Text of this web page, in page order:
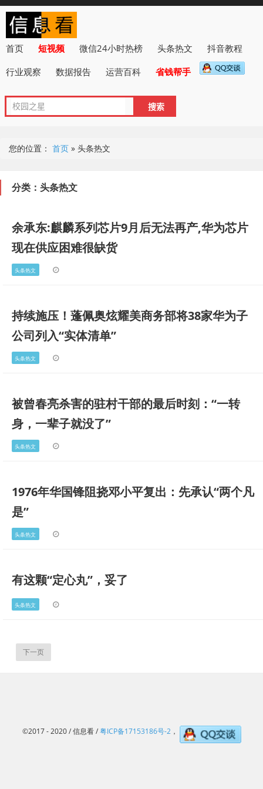
首页 短视频 微信24小时热榜 头条热文
抖音教程
行业观察
数据报告 运营百科 省钱帮手
您的位置： 首页 » 头条热文
分类：头条热文
余承东:麒麟系列芯片9月后无法再产,华为芯片
现在供应困难很缺货
头条热文
持续施压！蓬佩奥炫耀美商务部将38家华为子
公司列入“实体清单”
头条热文
被曾春亮杀害的驻村干部的最后时刻：“一转
身，一辈子就没了”
头条热文
1976年华国锋阻挠邓小平复出：先承认“两个凡
是”
头条热文
有这颗“定心丸”，妥了
头条热文
下一页
©2017 - 2020 / 信息看 /粤ICP备17153186号-2，